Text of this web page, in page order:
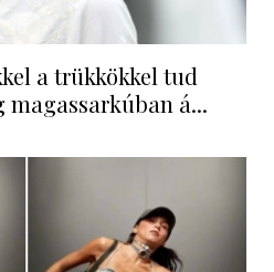
a trükkökkel tud
magassarkúban á...